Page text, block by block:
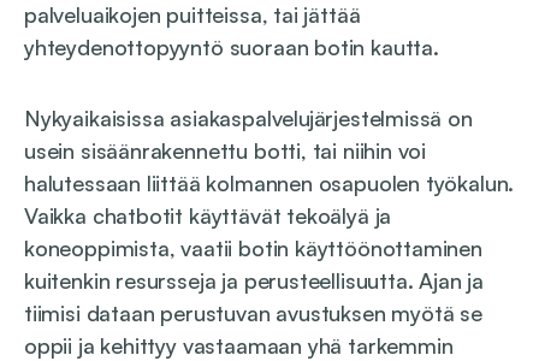
palveluaikojen puitteissa, tai jättää
yhteydenottopyyntö suoraan botin kautta.
Nykyaikaisissa asiakaspalvelujärjestelmissä on
usein sisäänrakennettu botti, tai niihin voi
halutessaan liittää kolmannen osapuolen työkalun.
Vaikka chatbotit käyttävät tekoälyä ja
koneoppimista, vaatii botin käyttöönottaminen
kuitenkin resursseja ja perusteellisuutta. Ajan ja
tiimisi dataan perustuvan avustuksen myötä se
oppii ja kehittyy vastaamaan yhä tarkemmin